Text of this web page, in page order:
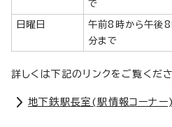
で
日曜日
午前8時から午後
分まで
詳しくは下記のリンクをご覧くださ
地下鉄駅長室(駅情報コーナー